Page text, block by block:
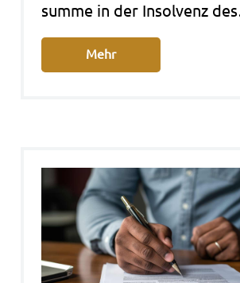
sum­me in der Insolvenz
Mehr